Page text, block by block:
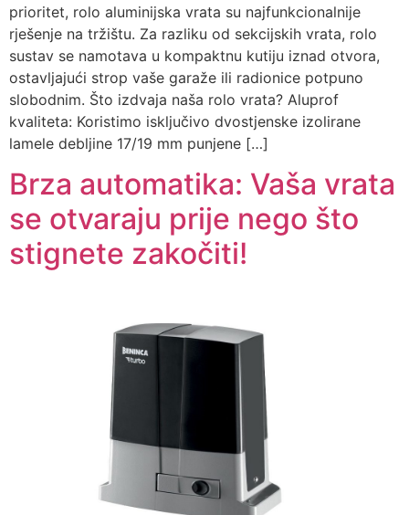
prioritet, rolo aluminijska vrata su najfunkcionalnije
rješenje na tržištu. Za razliku od sekcijskih vrata, rolo
sustav se namotava u kompaktnu kutiju iznad otvora,
ostavljajući strop vaše garaže ili radionice potpuno
slobodnim. Što izdvaja naša rolo vrata? Aluprof
kvaliteta: Koristimo isključivo dvostjenske izolirane
lamele debljine 17/19 mm punjene […]
Brza automatika: Vaša vrata
se otvaraju prije nego što
stignete zakočiti!